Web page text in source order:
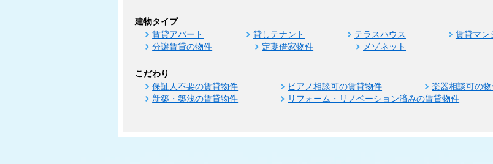
建物タイプ
賃貸アパート 貸しテナント テラスハウス 賃貸マン
分譲賃貸の物件
定期借家物件 メゾネット
こだわり
保証人不要の賃貸物件 ピアノ相談可の賃貸物件 楽器相談可の
新築・築浅の賃貸物件
リフォーム・リノベーション済みの賃貸物件